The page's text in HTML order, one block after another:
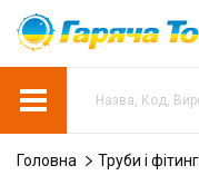
Головна Труби і